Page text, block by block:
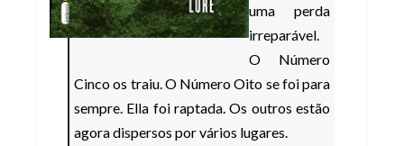
uma perda
irreparável.
O Número
Cinco os traiu. O Número Oito se foi para
sempre. Ella foi raptada. Os outros estão
agora dispersos por vários lugares.